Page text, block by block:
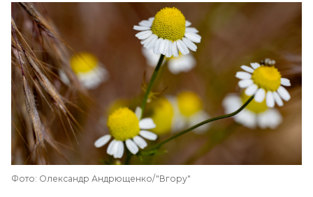
Фото: Олександр Андрющенко/"Вгору"